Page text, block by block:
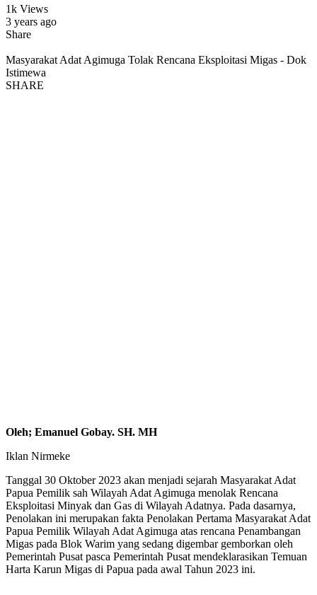
1k Views
3 years ago
Share
Masyarakat Adat Agimuga Tolak Rencana Eksploitasi Migas - Dok
Istimewa
SHARE
Oleh; Emanuel Gobay. SH. MH
Iklan Nirmeke
Tanggal 30 Oktober 2023 akan menjadi sejarah Masyarakat Adat
Papua Pemilik sah Wilayah Adat Agimuga menolak Rencana
Eksploitasi Minyak dan Gas di Wilayah Adatnya. Pada dasarnya,
Penolakan ini merupakan fakta Penolakan Pertama Masyarakat Adat
Papua Pemilik Wilayah Adat Agimuga atas rencana Penambangan
Migas pada Blok Warim yang sedang digembar gemborkan oleh
Pemerintah Pusat pasca Pemerintah Pusat mendeklarasikan Temuan
Harta Karun Migas di Papua pada awal Tahun 2023 ini.